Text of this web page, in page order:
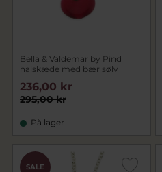
Bella & Valdemar by Pind
halskæde med bær sølv
295,00 kr
236,00 kr
På lager
SALE